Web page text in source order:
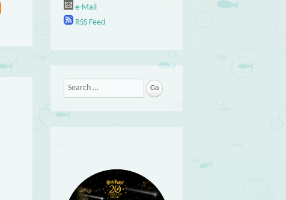
e-Mail
RSS Feed
Search